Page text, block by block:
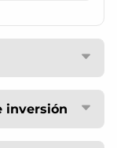
inversión